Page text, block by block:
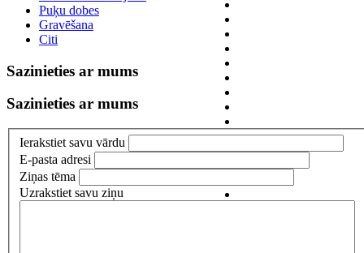
Puķu dobes
Gravēšana
Citi
Sazinieties ar mums
Sazinieties ar mums
Ierakstiet savu vārdu
E-pasta adresi
Ziņas tēma
Uzrakstiet savu ziņu